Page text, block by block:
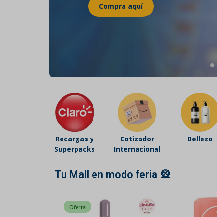
Belleza
Tecnología
Ver más categorías
Recargas y
Superpacks
Cotizador
Internacional
Belleza
Tu Mall en modo feria 🎡